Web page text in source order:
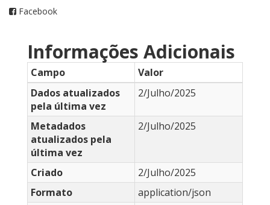
Facebook
Informações Adicionais
Campo
Valor
Dados atualizados
pela última vez
2/Julho/2025
Metadados
atualizados pela
última vez
2/Julho/2025
Criado
2/Julho/2025
Formato
application/json